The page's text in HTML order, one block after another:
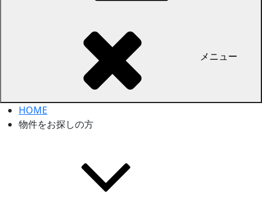
メニュー
HOME
物件をお探しの方